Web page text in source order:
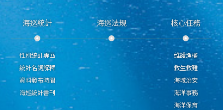
海巡統計
性別統計專區
統計名詞解釋
資料發布時間
海巡統計書刊
海巡法規 核心任務
維護漁權
救生救難
海域治安
海洋事務
海洋保育